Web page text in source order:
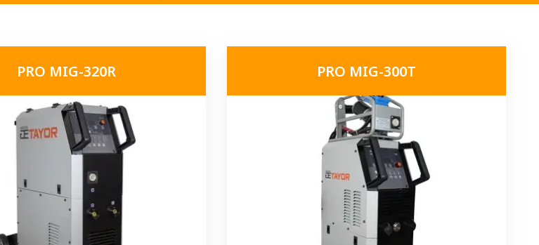
PRO MIG-320R PRO MIG-300T